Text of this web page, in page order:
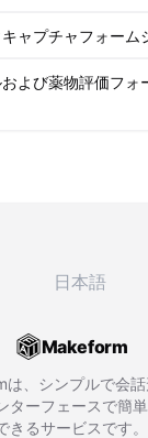
ャプチャフォーム
よび薬物評価フォ
言語を変更
Makeform
は、シンプルで会
ターフェースで簡
きるサービスです